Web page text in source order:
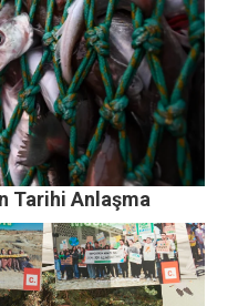
Tarihi Anlaşma